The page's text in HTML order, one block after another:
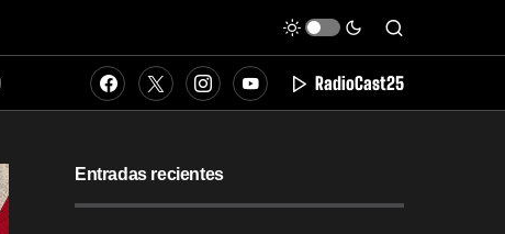
RadioCast25
Entradas recientes